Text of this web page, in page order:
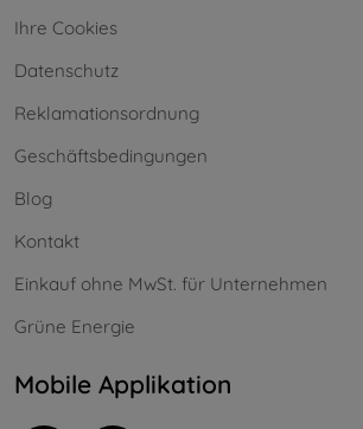
Ihre Cookies
Datenschutz
Reklamationsordnung
Geschäftsbedingungen
Blog
Kontakt
Einkauf ohne MwSt. für Unternehmen
Grüne Energie
Mobile Applikation